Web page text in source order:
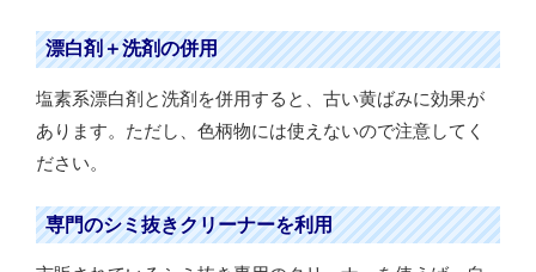
漂白剤＋洗剤の併用
塩素系漂白剤と洗剤を併用すると、古い黄ばみに効果が
あります。ただし、色柄物には使えないので注意してく
ださい。
専門のシミ抜きクリーナーを利用